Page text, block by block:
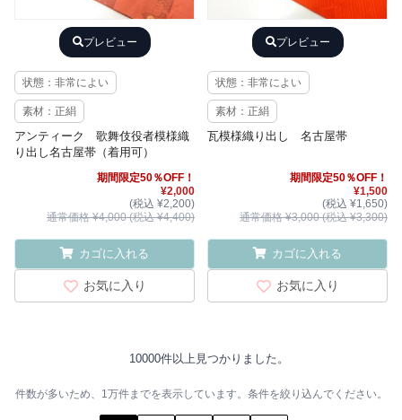
プレビュー
状態：非常によい
素材：正絹
アンティーク 歌舞伎役者模様織
り出し名古屋帯（着用可）
期間限定50％OFF！
¥2,000
(税込 ¥2,200)
通常価格 ¥4,000 (税込 ¥4,400)
カゴに入れる
お気に入り
プレビュー
状態：非常によい
素材：正絹
瓦模様織り出し 名古屋帯
期間限定50％OFF！
¥1,500
(税込 ¥1,650)
通常価格 ¥3,000 (税込 ¥3,300)
カゴに入れる
お気に入り
10000件以上見つかりました。
件数が多いため、1万件までを表示しています。条件を絞り込んでください。